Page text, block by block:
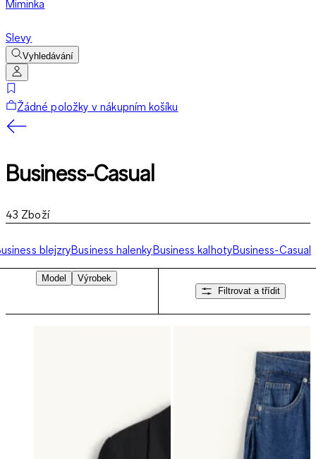
Miminka
Slevy
Vyhledávání
Žádné položky v nákupním košíku
Business-Casual
43 Zboží
blejzryBusiness halenkyBusiness kalhotyBusiness-Casual
Model
Výrobek
Filtrovat a třídit